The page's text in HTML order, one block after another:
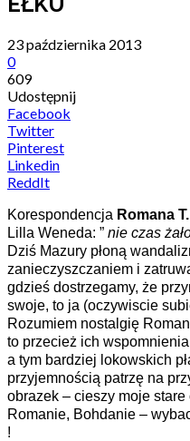
23 października 2013
0
609
Udostępnij
Facebook
Twitter
Pinterest
Linkedin
ReddIt
Korespondencja Romana
Lilla Weneda: ” nie czas
Dziś Mazury płoną
zanieczyszczaniem i
gdzieś dostrzegamy, że
swoje, to ja (oczywiscie
Rozumiem nostalgię
to przecież ich
a tym bardziej lokowskich
przyjemnością patrzę na
obrazek – cieszy moje stare
Romanie, Bohdanie –
!